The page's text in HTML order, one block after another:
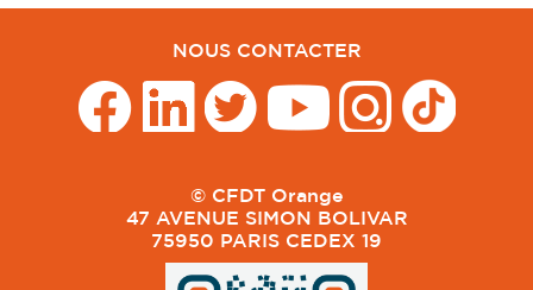
NOUS CONTACTER
© CFDT Orange
47 AVENUE SIMON BOLIVAR
75950 PARIS CEDEX 19